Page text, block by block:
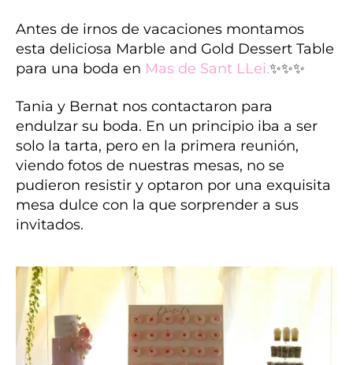
Antes de irnos de vacaciones montamos
esta deliciosa Marble and Gold Dessert Table
para una boda en Mas de Sant LLei.✨✨✨
Tania y Bernat nos contactaron para
endulzar su boda. En un principio iba a ser
solo la tarta, pero en la primera reunión,
viendo fotos de nuestras mesas, no se
pudieron resistir y optaron por una exquisita
mesa dulce con la que sorprender a sus
invitados.